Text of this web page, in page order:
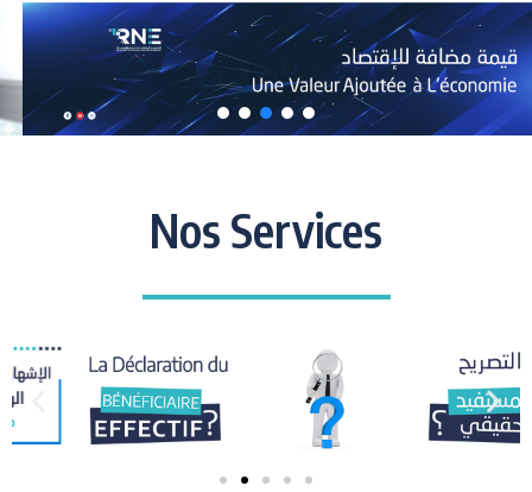
Nos Services